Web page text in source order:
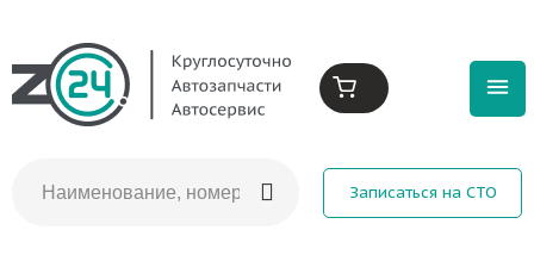
Записаться на СТО